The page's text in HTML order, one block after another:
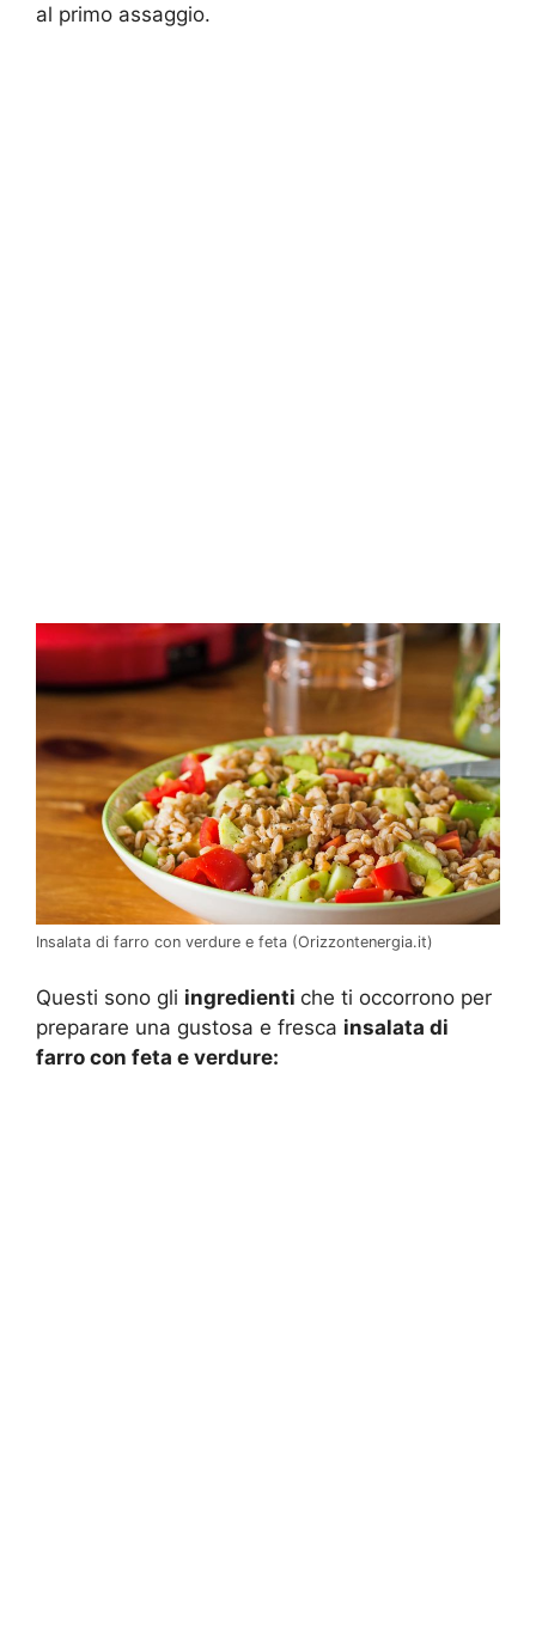
al primo assaggio.
Insalata di farro con verdure e feta (Orizzontenergia.it)
Questi sono gli ingredienti che ti occorrono per
preparare una gustosa e fresca insalata di
farro con feta e verdure: